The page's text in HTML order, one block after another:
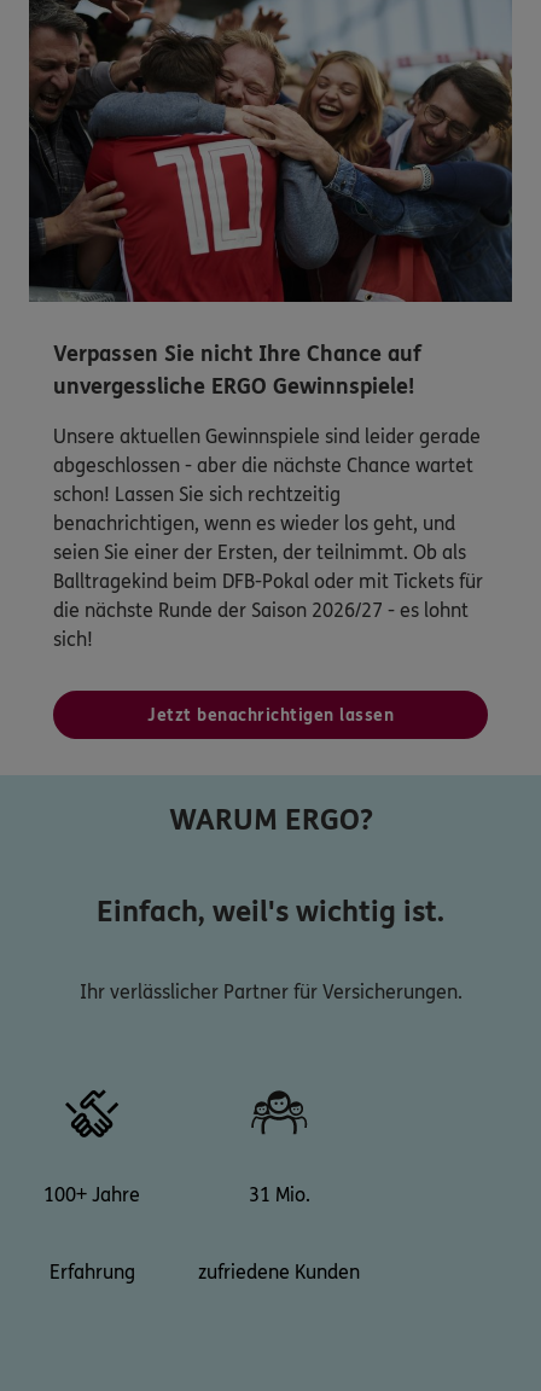
Verpassen Sie nicht Ihre Chance auf
unvergessliche ERGO Gewinnspiele!
Unsere aktuellen Gewinnspiele sind leider gerade
abgeschlossen - aber die nächste Chance wartet
schon! Lassen Sie sich rechtzeitig
benachrichtigen, wenn es wieder los geht, und
seien Sie einer der Ersten, der teilnimmt. Ob als
Balltragekind beim DFB-Pokal oder mit Tickets für
die nächste Runde der Saison 2026/27 - es lohnt
sich!
Jetzt benachrichtigen lassen
WARUM ERGO?
Einfach, weil's wichtig ist.
Ihr verlässlicher Partner für Versicherungen.
100+ Jahre
Erfahrung
31 Mio.
zufriedene Kunden